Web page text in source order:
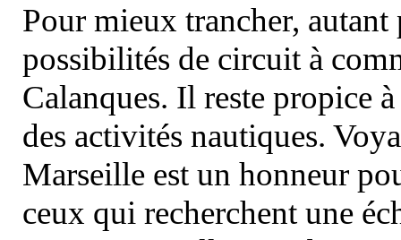
Pour mieux trancher, autant
possibilités de circuit à
Calanques. Il reste propice
des activités nautiques.
Marseille est un honneur
ceux qui recherchent une